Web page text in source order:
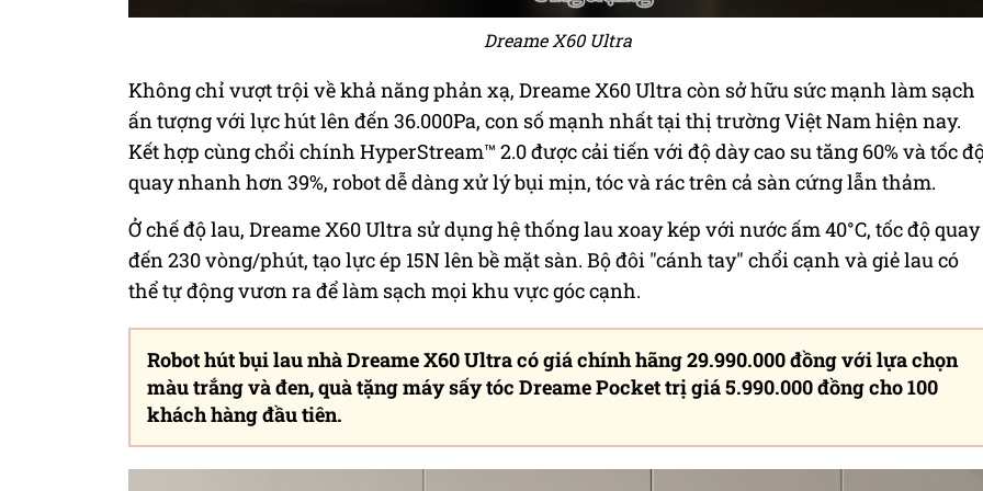
Dreame X60 Ultra
Không chỉ vượt trội về khả năng phản xạ, Dreame X60 Ultra còn sở hữu sức mạnh làm sạch
ấn tượng với lực hút lên đến 36.000Pa, con số mạnh nhất tại thị trường Việt Nam hiện nay.
Kết hợp cùng chổi chính HyperStream™ 2.0 được cải tiến với độ dày cao su tăng 60% và tốc
quay nhanh hơn 39%, robot dễ dàng xử lý bụi mịn, tóc và rác trên cả sàn cứng lẫn thảm.
Ở chế độ lau, Dreame X60 Ultra sử dụng hệ thống lau xoay kép với nước ấm 40°C, tốc độ quay
đến 230 vòng/phút, tạo lực ép 15N lên bề mặt sàn. Bộ đôi "cánh tay" chổi cạnh và giẻ lau có
thể tự động vươn ra để làm sạch mọi khu vực góc cạnh.
Robot hút bụi lau nhà Dreame X60 Ultra có giá chính hãng 29.990.000 đồng với lựa chọn
màu trắng và đen, quà tặng máy sấy tóc Dreame Pocket trị giá 5.990.000 đồng cho 100
khách hàng đầu tiên.